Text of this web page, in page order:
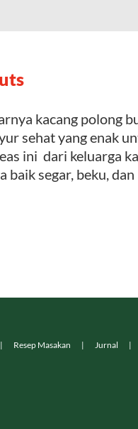
kacang polong
sehat yang enak
ini dari keluarga
segar, beku,
Resep Masakan Jurnal